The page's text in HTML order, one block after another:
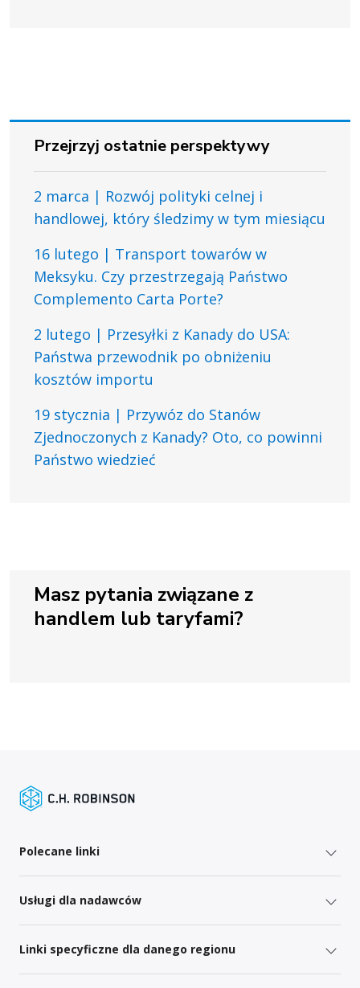
Przejrzyj ostatnie perspektywy
2 marca | Rozwój polityki celnej i
handlowej, który śledzimy w tym miesiącu
16 lutego | Transport towarów w
Meksyku. Czy przestrzegają Państwo
Complemento Carta Porte?
2 lutego | Przesyłki z Kanady do USA:
Państwa przewodnik po obniżeniu
kosztów importu
19 stycznia | Przywóz do Stanów
Zjednoczonych z Kanady? Oto, co powinni
Państwo wiedzieć
Masz pytania związane z
handlem lub taryfami?
Polecane linki
Usługi dla nadawców
Linki specyficzne dla danego regionu